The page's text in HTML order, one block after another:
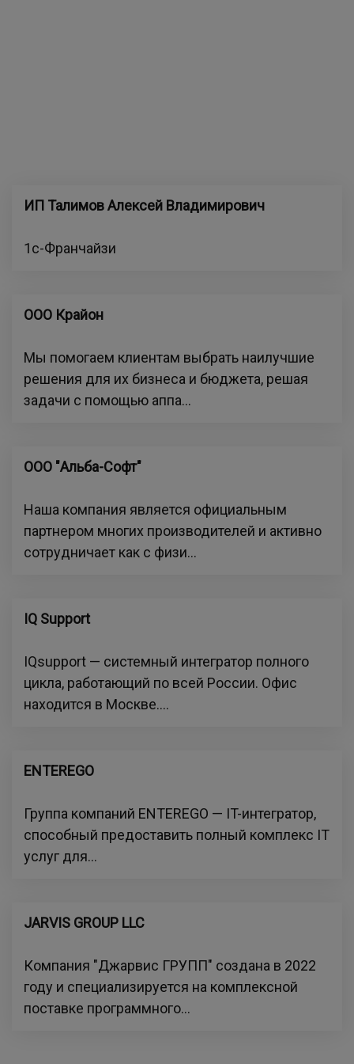
ИП Талимов Алексей Владимирович
1с-Франчайзи
ООО Крайон
Мы помогаем клиентам выбрать наилучшие
решения для их бизнеса и бюджета, решая
задачи с помощью аппа...
ООО "Альба-Софт"
Наша компания является официальным
партнером многих производителей и активно
сотрудничает как с физи...
IQ Support
IQsupport — системный интегратор полного
цикла, работающий по всей России. Офис
находится в Москве....
ENTEREGO
Группа компаний ENTEREGO — IT-интегратор,
способный предоставить полный комплекс IT
услуг для...
JARVIS GROUP LLC
Компания "Джарвис ГРУПП" создана в 2022
году и специализируется на комплексной
поставке программного...